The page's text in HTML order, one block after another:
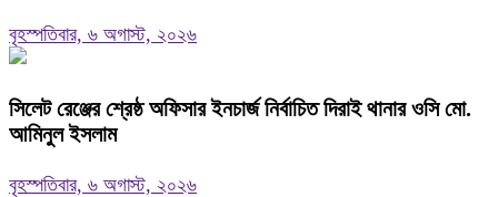
বৃহস্পতিবার, ৬ অগাস্ট, ২০২৬
‎সিলেট রেঞ্জের শ্রেষ্ঠ অফিসার ইনচার্জ নির্বাচিত দিরাই থানার ওসি মো.
আমিনুল ইসলাম
বৃহস্পতিবার, ৬ অগাস্ট, ২০২৬